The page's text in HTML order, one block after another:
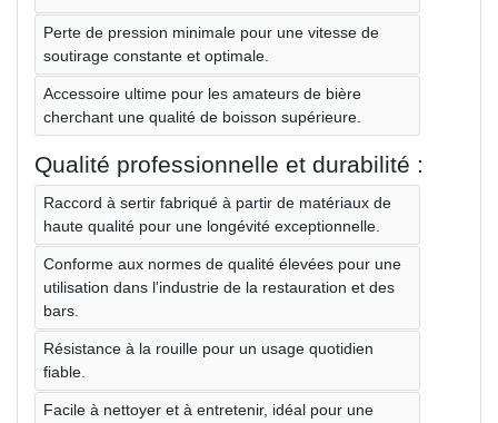
Perte de pression minimale pour une vitesse de
soutirage constante et optimale.
Accessoire ultime pour les amateurs de bière
cherchant une qualité de boisson supérieure.
Qualité professionnelle et durabilité :
Raccord à sertir fabriqué à partir de matériaux de
haute qualité pour une longévité exceptionnelle.
Conforme aux normes de qualité élevées pour une
utilisation dans l'industrie de la restauration et des
bars.
Résistance à la rouille pour un usage quotidien
fiable.
Facile à nettoyer et à entretenir, idéal pour une